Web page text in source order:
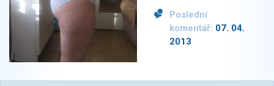
Poslední
komentář: 07. 04.
2013